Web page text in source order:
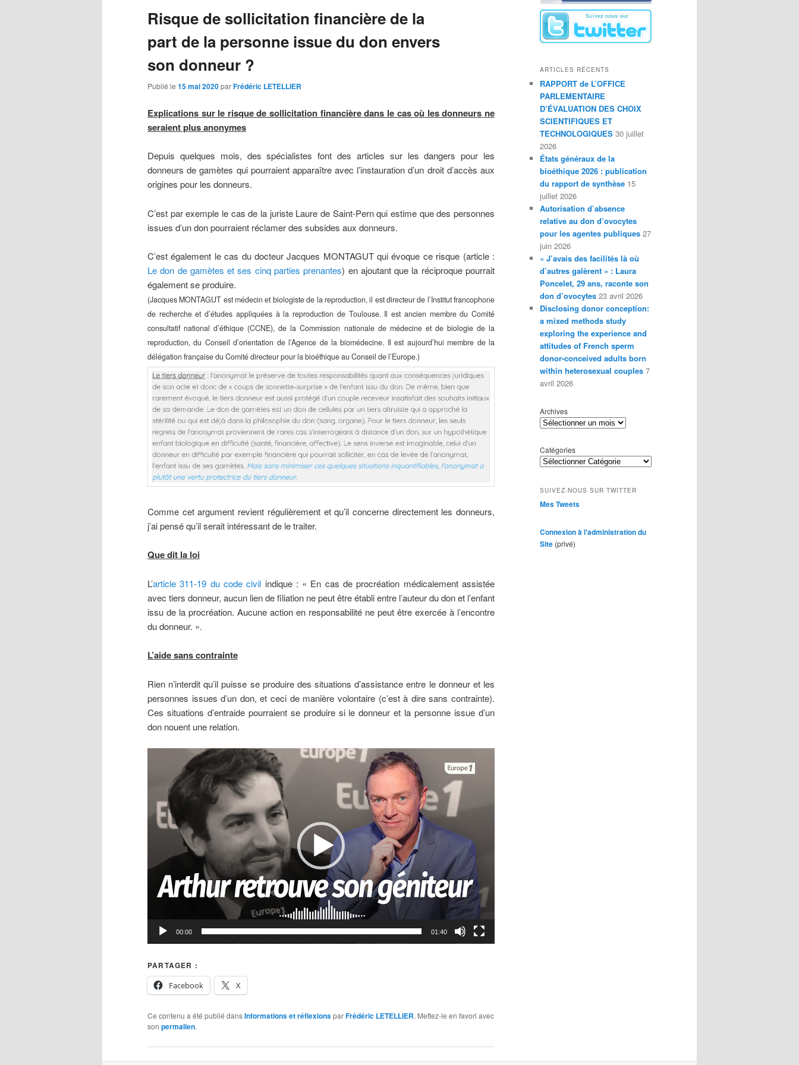
Risque de sollicitation financière de la
part de la personne issue du don envers
son donneur ?
Publié le 15 mai 2020parFrédéric LETELLIER
Explications sur le risque de sollicitation financière dans le cas où les donneurs ne
seraient plus anonymes
Depuis quelques mois, des spécialistes font des articles sur les dangers pour les
donneurs de gamètes qui pourraient apparaître avec l’instauration d’un droit d’accès aux
origines pour les donneurs.
C’est par exemple le cas de la juriste Laure de Saint-Pern qui estime que des personnes
issues d’un don pourraient réclamer des subsides aux donneurs.
C’est également le cas du docteur Jacques MONTAGUT qui évoque ce risque (article :
Le don de gamètes et ses cinq parties prenantes) en ajoutant que la réciproque pourrait
également se produire.
(Jacques MONTAGUT est médecin et biologiste de la reproduction, il est directeur de l’Institut francophone
de recherche et d’études appliquées à la reproduction de Toulouse. Il est ancien membre du Comité
consultatif national d’éthique (CCNE), de la Commission nationale de médecine et de biologie de la
reproduction, du Conseil d’orientation de l’Agence de la biomédecine. Il est aujourd’hui membre de la
délégation française du Comité directeur pour la bioéthique au Conseil de l’Europe.)
Comme cet argument revient régulièrement et qu’il concerne directement les donneurs,
j’ai pensé qu’il serait intéressant de le traiter.
Que dit la loi
L’article 311-19 du code civil indique : « En cas de procréation médicalement assistée
avec tiers donneur, aucun lien de filiation ne peut être établi entre l’auteur du don et l’enfant
issu de la procréation. Aucune action en responsabilité ne peut être exercée à l’encontre
du donneur. ».
L’aide sans contrainte
Rien n’interdit qu’il puisse se produire des situations d’assistance entre le donneur et les
personnes issues d’un don, et ceci de manière volontaire (c’est à dire sans contrainte).
Ces situations d’entraide pourraient se produire si le donneur et la personne issue d’un
don nouent une relation.
00:00 01:40
PARTAGER :
Facebook
X
Ce contenu a été publié dansInformations et réflexionsparFrédéric LETELLIER. Mettez-le en favori avec
son permalien.
ARTICLES RÉCENTS
RAPPORT de L’OFFICE
PARLEMENTAIRE
D’ÉVALUATION DES CHOIX
SCIENTIFIQUES ET
TECHNOLOGIQUES 30 juillet
2026
États généraux de la
bioéthique 2026 : publication
du rapport de synthèse 15
juillet 2026
Autorisation d’absence
relative au don d’ovocytes
pour les agentes publiques 27
juin 2026
« J’avais des facilités là où
d’autres galèrent » : Laura
Poncelet, 29 ans, raconte son
don d’ovocytes 23 avril 2026
Disclosing donor conception:
a mixed methods study
exploring the experience and
attitudes of French sperm
donor-conceived adults born
within heterosexual couples 7
avril 2026
Archives
Catégories
SUIVEZ-NOUS SUR TWITTER
Mes Tweets
Connexion à l'administration du
Site (privé)